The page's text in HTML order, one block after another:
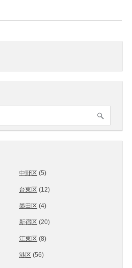
中野区 (5)
台東区 (12)
墨田区 (4)
新宿区 (20)
江東区 (8)
港区 (56)